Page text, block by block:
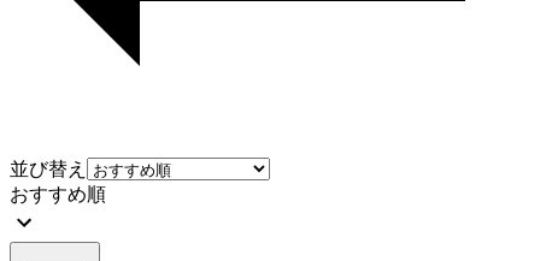
並び替え
おすすめ順